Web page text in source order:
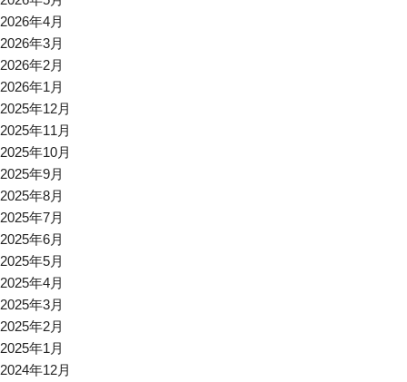
2026年4月
2026年3月
2026年2月
2026年1月
2025年12月
2025年11月
2025年10月
2025年9月
2025年8月
2025年7月
2025年6月
2025年5月
2025年4月
2025年3月
2025年2月
2025年1月
2024年12月